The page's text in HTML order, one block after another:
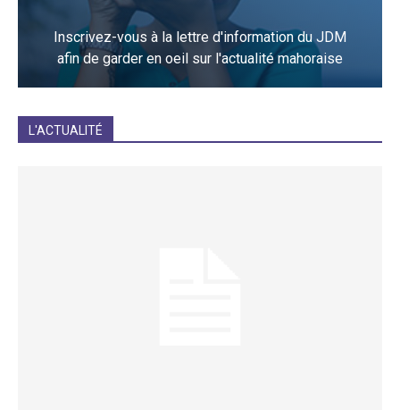
Inscrivez-vous à la lettre d'information du JDM
afin de garder en oeil sur l'actualité mahoraise
L'ACTUALITÉ